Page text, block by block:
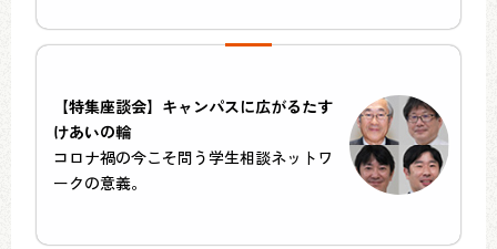
【特集座談会】キャンパスに広がるたす
けあいの輪
コロナ禍の今こそ問う学生相談ネットワ
ークの意義。